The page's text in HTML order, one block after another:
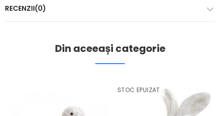
RECENZII(0)
Din aceeași categorie
STOC EPUIZAT